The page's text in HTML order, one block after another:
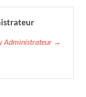
Administrateur →